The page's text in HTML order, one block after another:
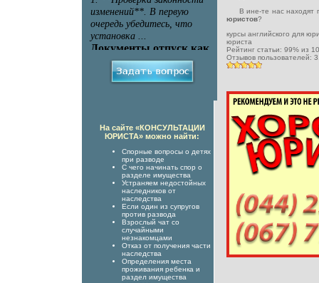
В ине-те нас находят
юристов?
курсы английского для
юриста
Рейтинг статьи: 99% из
Отзывов пользователей: 3
На сайте «КОНСУЛЬТАЦИИ
ЮРИСТА» можно найти:
Спорные вопросы о детях
при разводе
С чего начинать спор о
разделе имущества
Устраняем недостойных
наследников от
наследства
Если один из супругов
против развода
Взрослый чат со
случайными
незнакомцами
Отказ от получения части
наследства
Определения места
проживания ребенка и
раздел имущества